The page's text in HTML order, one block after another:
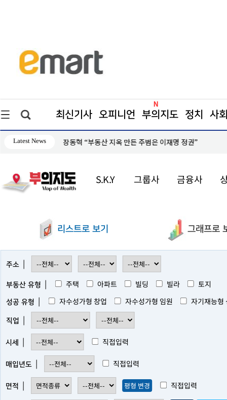
최신기사 오피니언 부의지도 정치 사
Latest News 장동혁 “부동산 지옥 만든 주범은 이재명 정권”
S.K.Y 그룹사 금융사
리스트로 보기 그래프로
주소 |
부동산 유형 | 주택 아파트 빌딩 빌라 토지
성공 유형 | 자수성가형 창업 자수성가형 임원 자기재능형
직업 |
시세 | 직접입력
매입년도 | 직접입력
면적 | 평형 변경 직접입력